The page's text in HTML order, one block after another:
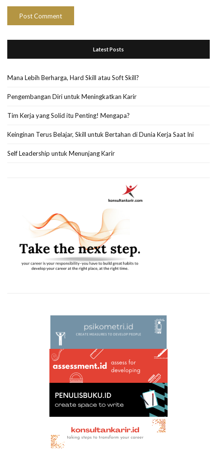
Latest Posts
Mana Lebih Berharga, Hard Skill atau Soft Skill?
Pengembangan Diri untuk Meningkatkan Karir
Tim Kerja yang Solid itu Penting! Mengapa?
Keinginan Terus Belajar, Skill untuk Bertahan di Dunia Kerja Saat Ini
Self Leadership untuk Menunjang Karir